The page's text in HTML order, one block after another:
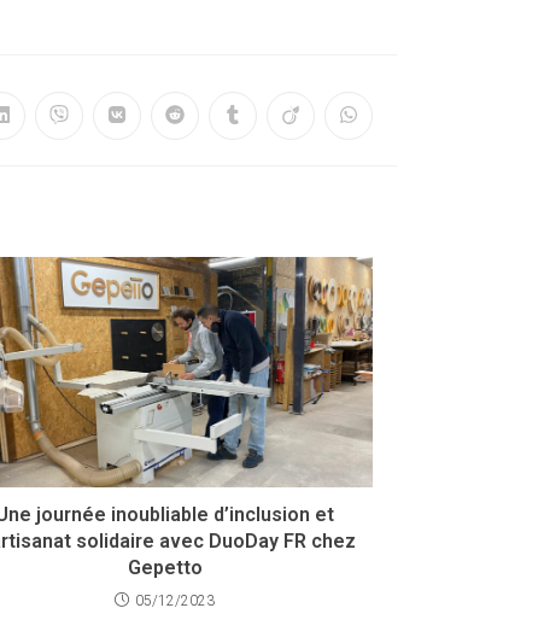
journée inoubliable d’inclusion et
solidaire avec DuoDay FR chez
Gepetto
05/12/2023